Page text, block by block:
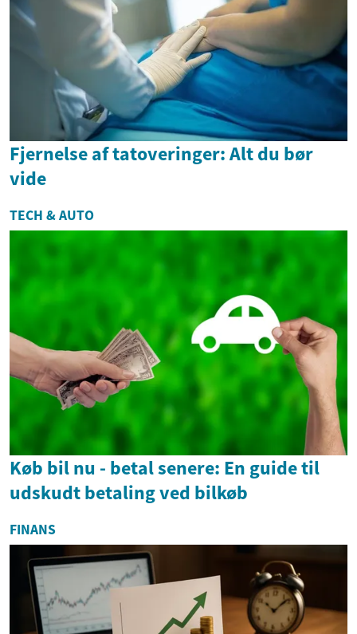
Fjernelse af tatoveringer: Alt du bør
vide
TECH & AUTO
Køb bil nu - betal senere: En guide til
udskudt betaling ved bilkøb
FINANS